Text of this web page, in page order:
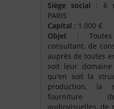
Siège social : 6
PARIS
Capital : 1.000 €
Objet : Toutes
consultant, de
auprès de toutes
soit leur
qu'en soit la
production, la
fourniture
audiovisuelles, de